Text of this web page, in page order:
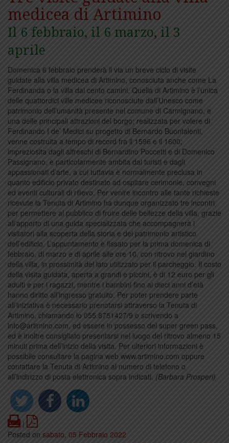
medicea di Artimino
Il 6 febbraio, il 6 marzo, il 3
aprile
Domenica 6 febbraio prenderà il via un breve ciclo di visite
guidate alla villa medicea di Artimino, conosciuta anche come La
Ferdinanda o la villa dai cento camini. Quella di Artimino è l’unica
delle quattordici ville medicee riconosciute dall’Unesco come
patrimonio dell’umanità presente nel comune di Carmignano, e
una delle principali attrazioni del borgo; realizzata per volere di
Ferdinando I de’ Medici su progetto di Bernardo Buontalenti,
venne costruita a tempo di record fra il 1596 e il 1600;
impreziosita dagli affreschi di Bernardino Poccetti e di Domenico
Passignano, è particolarmente ambita dai turisti e dagli
appassionati d’arte, a cui tuttavia è normalmente preclusa in
quanto edificio privato destinato ad ospitare cerimonie, convegni
ed eventi culturali di rilievo. Per venire incontro alle tante richieste
ricevute la Tenuta di Artimino ha dunque organizzato tre incontri
per permettere al pubblico di fruire delle bellezze della villa, grazie
all’apporto di una guida specializzata che accompagnerà i
visitatori alla scoperta della storia e del patrimonio artistico
dell’edificio. L’appuntamento è fissato per la prima domenica di
febbraio, di marzo e di aprile alle ore 10, con ritrovo nel giardino
della villa, in prossimità del lato utilizzato per il parcheggio. Il costo
della visita guidata, aperta a grandi e piccini, è di 12 euro per gli
adulti e per i ragazzi, mentre i bambini fino ai dieci anni d’età
hanno diritto all’ingresso gratuito. Per poter prendere parte
all’iniziativa è necessario prenotarsi attraverso la Tenuta di
Artimino, chiamando lo 055.8751427/9 o scrivendo a
info@artimino.com, ed essere in possesso del super green pass,
ed è inoltre consigliato presentarsi nel luogo del ritrovo almeno 15
minuti prima dell’inizio della visita. Per ulteriori informazioni è
possibile consultare la pagina web www.artimino.com oppure
contattare la Tenuta di Artimino al numero di telefono o
all’indirizzo di posta elettronica sopra indicati. (Barbara Prosperi)
Print
|
Posted on sabato, 05 Febbraio 2022